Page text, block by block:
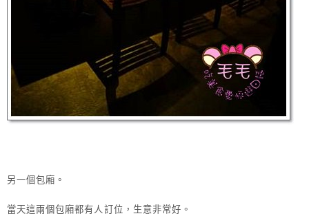
另一個包廂。
當天這兩個包廂都有人訂位，生意非常好。